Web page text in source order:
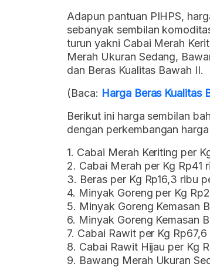
Adapun pantuan PIHPS,
sebanyak sembilan
turun yakni Cabai Merah
Merah Ukuran Sedang,
dan Beras Kualitas Bawah II.
(Baca: Harga Beras Kualitas
Berikut ini harga sembilan
dengan perkembangan
1. Cabai Merah Keriting per
2. Cabai Merah per Kg Rp41
3. Beras per Kg Rp16,3 ribu
4. Minyak Goreng per Kg
5. Minyak Goreng Kemasan
6. Minyak Goreng Kemasan
7. Cabai Rawit per Kg
8. Cabai Rawit Hijau per Kg
9. Bawang Merah Ukuran